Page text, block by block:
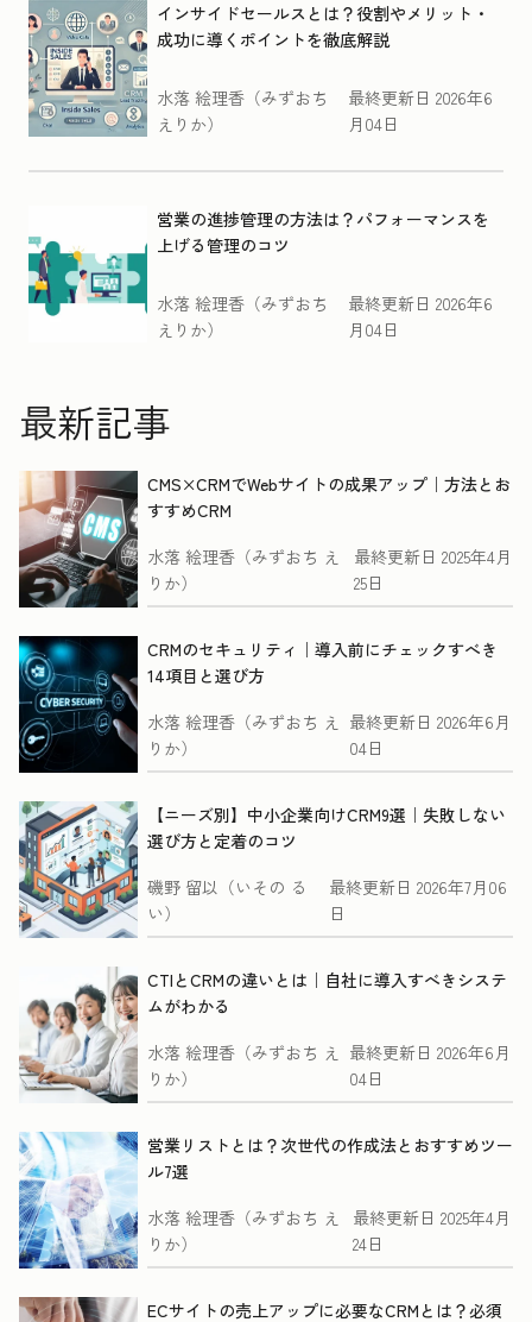
インサイドセールスとは？役割やメリット・
成功に導くポイントを徹底解説
水落 絵理香（みずおち
えりか）
最終更新日 2026年6
月04日
営業の進捗管理の方法は？パフォーマンスを
上げる管理のコツ
水落 絵理香（みずおち
えりか）
最終更新日 2026年6
月04日
最新記事
CMS×CRMでWebサイトの成果アップ｜方法とお
すすめCRM
水落 絵理香（みずおち え
りか）
最終更新日 2025年4月
25日
CRMのセキュリティ｜導入前にチェックすべき
14項目と選び方
水落 絵理香（みずおち え
りか）
最終更新日 2026年6月
04日
【ニーズ別】中小企業向けCRM9選｜失敗しない
選び方と定着のコツ
磯野 留以（いその る
い）
最終更新日 2026年7月06
日
CTIとCRMの違いとは｜自社に導入すべきシステ
ムがわかる
水落 絵理香（みずおち え
りか）
最終更新日 2026年6月
04日
営業リストとは？次世代の作成法とおすすめツー
ル7選
水落 絵理香（みずおち え
りか）
最終更新日 2025年4月
24日
ECサイトの売上アップに必要なCRMとは？必須